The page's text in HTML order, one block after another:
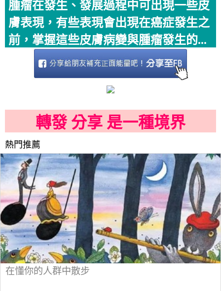
腫瘤在發生、發展過程中可出現一些皮
膚表現，有些表現會出現在癌症發生之
前，掌握這些皮膚病變與腫瘤發生的...
轉發 分享 是一種境界
熱門推薦
在懂你的人群中散步